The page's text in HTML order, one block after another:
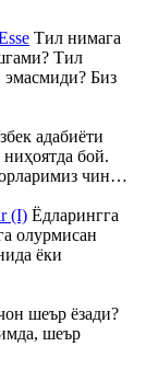
Тил нимага
Тил
Биз
адабиёти
ниҳоятда бой.
чин…
(I) Ёдларингга
олурмисан
ёки
шеър ёзади?
шеър